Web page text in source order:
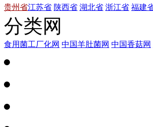
贵州省江苏省 陕西省 湖北省 浙江省 福建
分类网
食用菌工厂化网 中国羊肚菌网 中国香菇网